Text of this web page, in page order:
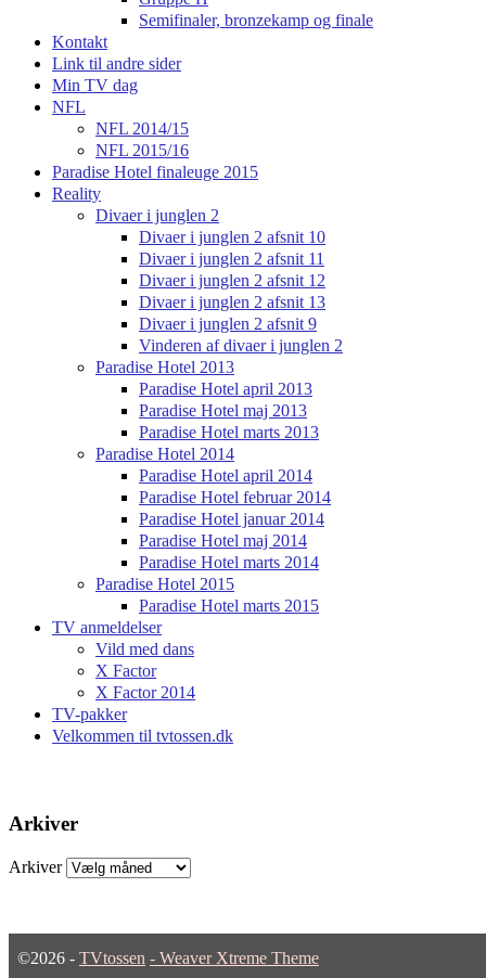
Semifinaler, bronzekamp og finale
Kontakt
Link til andre sider
Min TV dag
NFL
NFL 2014/15
NFL 2015/16
Paradise Hotel finaleuge 2015
Reality
Divaer i junglen 2
Divaer i junglen 2 afsnit 10
Divaer i junglen 2 afsnit 11
Divaer i junglen 2 afsnit 12
Divaer i junglen 2 afsnit 13
Divaer i junglen 2 afsnit 9
Vinderen af divaer i junglen 2
Paradise Hotel 2013
Paradise Hotel april 2013
Paradise Hotel maj 2013
Paradise Hotel marts 2013
Paradise Hotel 2014
Paradise Hotel april 2014
Paradise Hotel februar 2014
Paradise Hotel januar 2014
Paradise Hotel maj 2014
Paradise Hotel marts 2014
Paradise Hotel 2015
Paradise Hotel marts 2015
TV anmeldelser
Vild med dans
X Factor
X Factor 2014
TV-pakker
Velkommen til tvtossen.dk
Arkiver
Arkiver
©2026 - TVtossen - Weaver Xtreme Theme